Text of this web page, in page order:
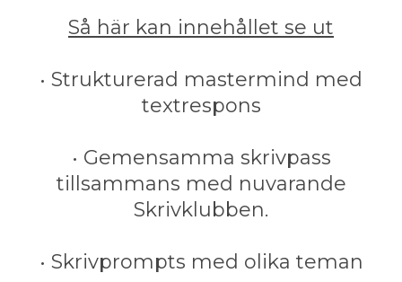
Så här kan innehållet se ut
• Strukturerad mastermind med
textrespons
• Gemensamma skrivpass
tillsammans med nuvarande
Skrivklubben.
• Skrivprompts med olika teman